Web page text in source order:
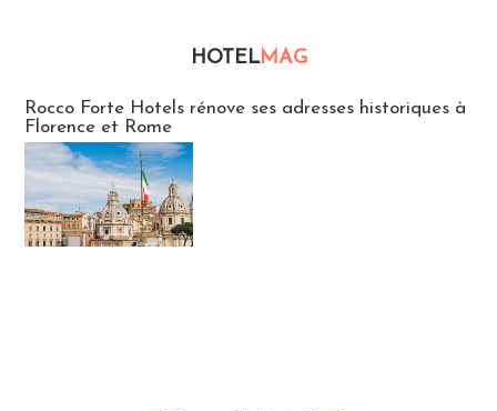
HOTELMAG
Rocco Forte Hotels rénove ses adresses historiques à
Florence et Rome